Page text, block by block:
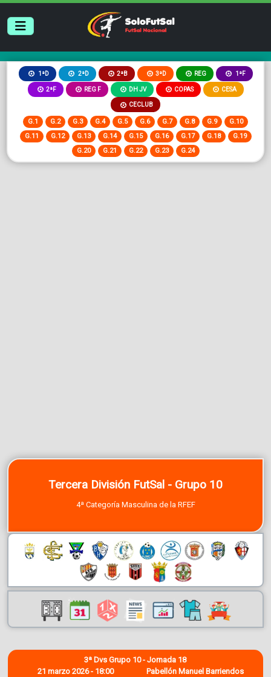
1ªD 2ªD 2ªB 3ªD REG 1ªF
2ªF REG F DH JV COPAS CESA
CECLUB
G.1 G.2 G.3 G.4 G.5 G.6 G.7 G.8 G.9
G.10
G.11
G.12 G.13 G.14 G.15 G.16 G.17 G.18
G.19
G.20
G.21 G.22 G.23 G.24
Tercera División FutSal - Grupo 10
4ª Categoría Masculina de la RFEF
21 marzo 2026 - 18:00
3ª Dvs Grupo 10 - Jornada 18
Pabellón Manuel Barriendos